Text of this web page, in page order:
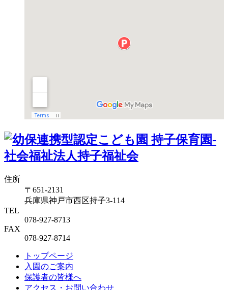
住所
〒651-2131
兵庫県神戸市西区持子3-114
TEL
078-927-8713
FAX
078-927-8714
トップページ
入園のご案内
保護者の皆様へ
アクセス・お問い合わせ